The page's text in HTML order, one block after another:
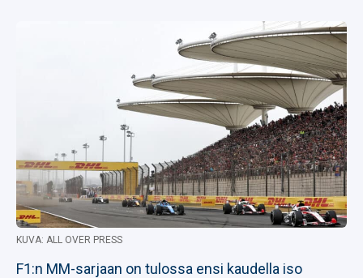
KUVA: ALL OVER PRESS
F1:n MM-sarjaan on tulossa ensi kaudella iso